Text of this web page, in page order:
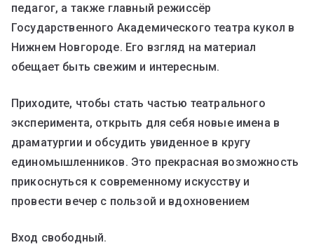
педагог, а также главный режиссёр
Государственного Академического театра кукол в
Нижнем Новгороде. Его взгляд на материал
обещает быть свежим и интересным.
Приходите, чтобы стать частью театрального
эксперимента, открыть для себя новые имена в
драматургии и обсудить увиденное в кругу
единомышленников. Это прекрасная возможность
прикоснуться к современному искусству и
провести вечер с пользой и вдохновением
Вход свободный.